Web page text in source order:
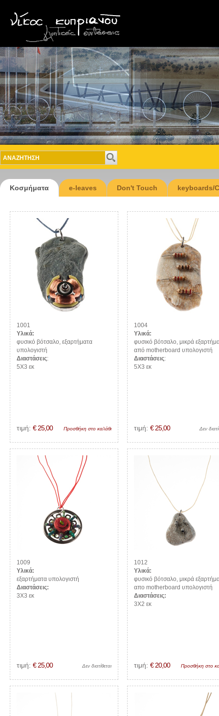
Κοσμήματα e-leaves Don't Touch keyboards/
1001
Υλικά:
φυσικό βότσαλο, εξαρτήματα
υπολογιστή
Διαστάσεις:
5Χ3 εκ
τιμή: € 25,00 Προσθήκη στο καλάθι
1004
Υλικά:
φυσικό βότσαλο, μικρά
από motherboard υπολογιστή
Διαστάσεις:
5Χ3 εκ
τιμή: € 25,00 Δεν
1009
Υλικά:
εξαρτήματα υπολογιστή
Διαστάσεις:
3Χ3 εκ
τιμή: € 25,00 Δεν διατίθεται
1012
Υλικά:
φυσικό βότσαλο, μικρά
απο motherboard υπολογιστή
Διαστάσεις:
3Χ2 εκ
τιμή: € 20,00 Προσθήκη στο